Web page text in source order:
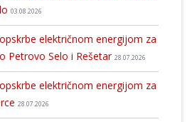
03.08.2026
električnom energijom za
Petrovo Selo i Rešetar 28.07.2026
električnom energijom za
28.07.2026